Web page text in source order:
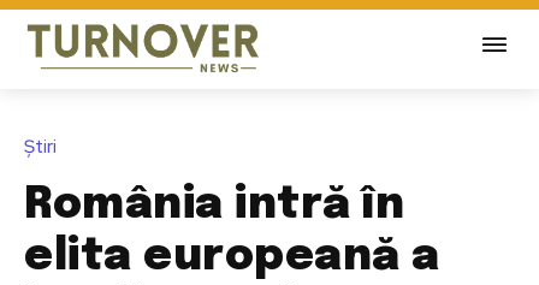
Știri
România intră în
elita europeană a